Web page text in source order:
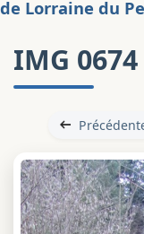
de Lorraine du
IMG 0674